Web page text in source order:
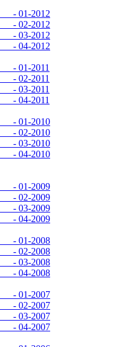
2012
2012
2012
2012
2011
2011
2011
2011
2010
2010
2010
2010
2009
2009
2009
2009
2008
2008
2008
2008
2007
2007
2007
2007